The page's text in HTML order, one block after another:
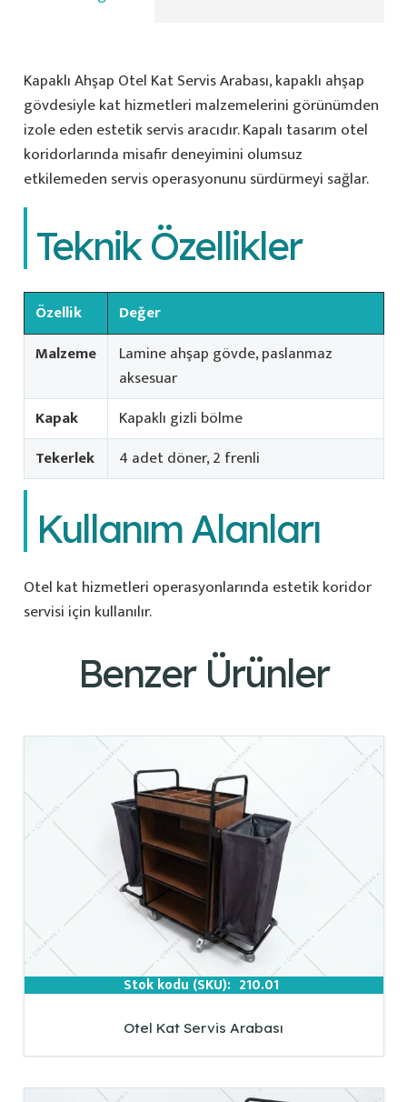
Kapaklı Ahşap Otel Kat Servis Arabası, kapaklı ahşap
gövdesiyle kat hizmetleri malzemelerini görünümden
izole eden estetik servis aracıdır. Kapalı tasarım otel
koridorlarında misafir deneyimini olumsuz
etkilemeden servis operasyonunu sürdürmeyi sağlar.
Teknik Özellikler
Özellik
Değer
Malzeme
Lamine ahşap gövde, paslanmaz
aksesuar
Kapak
Kapaklı gizli bölme
Tekerlek
4 adet döner, 2 frenli
Kullanım Alanları
Otel kat hizmetleri operasyonlarında estetik koridor
servisi için kullanılır.
Benzer Ürünler
Stok kodu (SKU): 210.01
Otel Kat Servis Arabası